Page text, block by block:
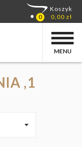
MENU
,1